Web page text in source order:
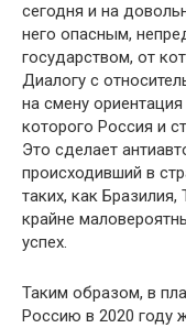
сегодня и на
него опасным,
государством, от
Диалогу с
на смену
которого Россия и
Это сделает
происходивший в
таких, как
крайне
успех.
Таким образом, в
Россию в 2020 году